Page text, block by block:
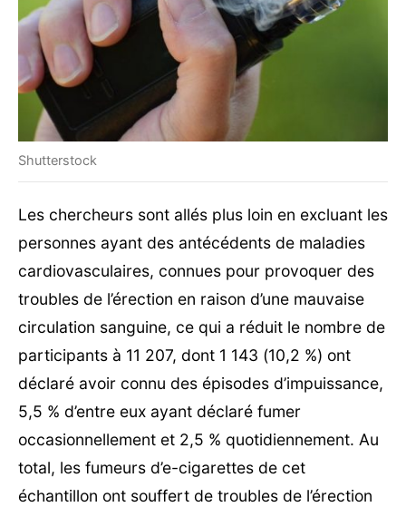
Shutterstock
Les chercheurs sont allés plus loin en excluant les
personnes ayant des antécédents de maladies
cardiovasculaires, connues pour provoquer des
troubles de l’érection en raison d’une mauvaise
circulation sanguine, ce qui a réduit le nombre de
participants à 11 207, dont 1 143 (10,2 %) ont
déclaré avoir connu des épisodes d’impuissance,
5,5 % d’entre eux ayant déclaré fumer
occasionnellement et 2,5 % quotidiennement. Au
total, les fumeurs d’e-cigarettes de cet
échantillon ont souffert de troubles de l’érection